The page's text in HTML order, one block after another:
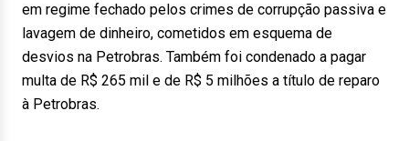
em regime fechado pelos crimes de corrupção passiva e
lavagem de dinheiro, cometidos em esquema de
desvios na Petrobras. Também foi condenado a pagar
multa de R$ 265 mil e de R$ 5 milhões a título de reparo
à Petrobras.